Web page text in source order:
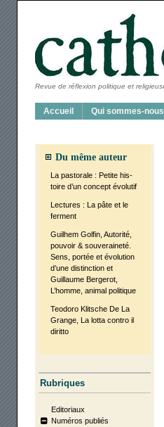
Revue de réflexion politique et
Accueil Qui sommes-
Du même auteur
La pas­to­rale : Petite his­
toire d’un concept évo­lu­tif
Lec­tures : La pâte et le
ferment
Guil­hem Gol­fin, Auto­ri­té,
pou­voir & sou­ve­rai­ne­té.
Sens, por­tée et évo­lu­tion
d’une dis­tinc­tion et
Guillaume Ber­ge­rot,
L’homme, ani­mal poli­tique
Teo­do­ro Klitsche De La
Grange, La lot­ta contro il
dirit­to
Rubriques
Editoriaux
Numéros publiés